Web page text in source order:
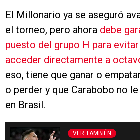
El Millonario ya se aseguró
el torneo, pero ahora debe
puesto del grupo H para
acceder directamente a
eso, tiene que ganar o
o perder y que Carabobo no
en Brasil.
VER TAMBIÉN